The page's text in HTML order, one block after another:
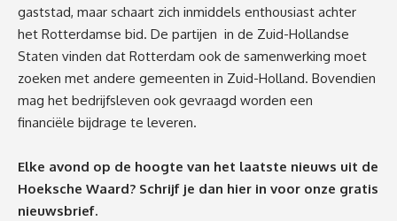
gaststad, maar schaart zich inmiddels enthousiast achter
het Rotterdamse bid. De partijen in de Zuid-Hollandse
Staten vinden dat Rotterdam ook de samenwerking moet
zoeken met andere gemeenten in Zuid-Holland. Bovendien
mag het bedrijfsleven ook gevraagd worden een
financiële bijdrage te leveren.
Elke avond op de hoogte van het laatste nieuws uit de
Hoeksche Waard? Schrijf je dan hier in voor onze gratis
nieuwsbrief.